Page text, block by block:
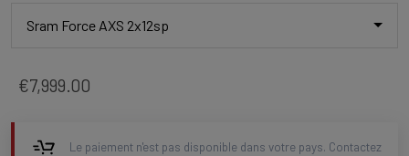
Sram Force AXS 2x12sp
€7,999.00
Le paiement n'est pas disponible dans votre pays. Contactez